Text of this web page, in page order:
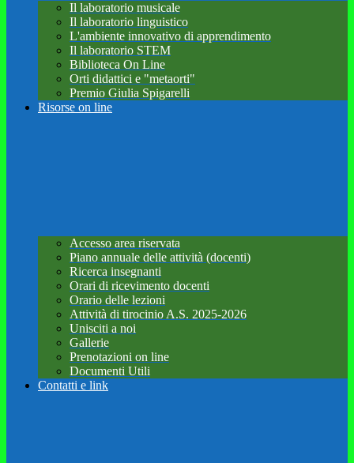
Il laboratorio musicale
Il laboratorio linguistico
L'ambiente innovativo di apprendimento
Il laboratorio STEM
Biblioteca On Line
Orti didattici e "metaorti"
Premio Giulia Spigarelli
Risorse on line
Accesso area riservata
Piano annuale delle attività (docenti)
Ricerca insegnanti
Orari di ricevimento docenti
Orario delle lezioni
Attività di tirocinio A.S. 2025-2026
Unisciti a noi
Gallerie
Prenotazioni on line
Documenti Utili
Contatti e link